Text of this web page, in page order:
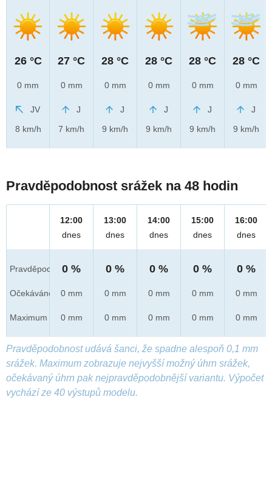
26 °C
0 mm
JV
8 km/h
27 °C
0 mm
J
7 km/h
28 °C
0 mm
J
9 km/h
28 °C
0 mm
J
9 km/h
28 °C
0 mm
J
9 km/h
28 °C
0 mm
J
9 km/h
Pravděpodobnost srážek na 48 hodin
Pravděpod.
Očekáváno
Maximum
12:00
dnes
0 %
0 mm
0 mm
13:00
dnes
0 %
0 mm
0 mm
14:00
dnes
0 %
0 mm
0 mm
15:00
dnes
0 %
0 mm
0 mm
16:00
dnes
0 %
0 mm
0 mm
Pravděpodobnost udává šanci, že spadne alespoň 0,1 mm
srážek. Maximum zobrazuje nejvyšší možný úhrn srážek,
očekávaný úhrn pak nejpravděpodobnější variantu. Výpočet
vychází ze 40 výstupů modelu.